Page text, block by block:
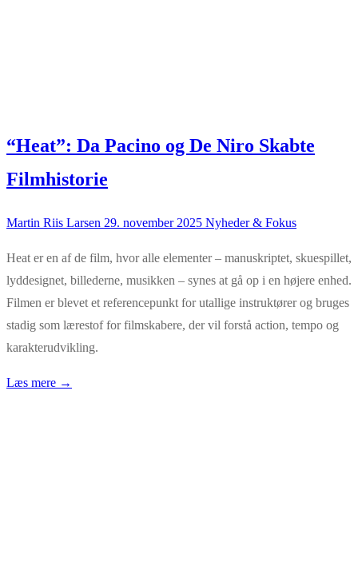
“Heat”: Da Pacino og De Niro Skabte
Filmhistorie
Martin Riis Larsen 29. november 2025 Nyheder & Fokus
Heat er en af de film, hvor alle elementer – manuskriptet, skuespillet,
lyddesignet, billederne, musikken – synes at gå op i en højere enhed.
Filmen er blevet et referencepunkt for utallige instruktører og bruges
stadig som lærestof for filmskabere, der vil forstå action, tempo og
karakterudvikling.
Læs mere →